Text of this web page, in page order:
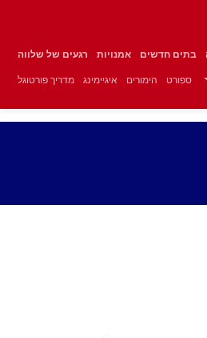
בתים חדשים אמנויות רגעים של שלווה
ספורט הימורים איגיימינג מדריך פורטוגל